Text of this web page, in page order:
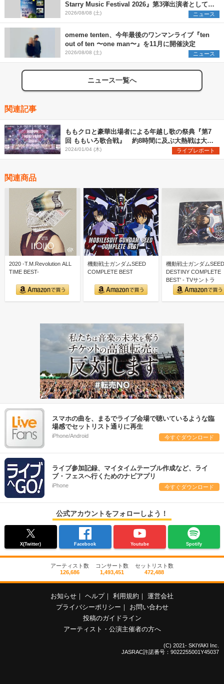
Starry Music Festival 2026』第3弾出演者として
SCOOBIE DO、かりゆし58、Reiを発表
2026/08/08 (土) ニュース
omeme tenten、今年最後のワンマンライブ『ten
out of ten 〜one man〜』を11月に開催決定
2026/08/08 (土) ニュース
ニュース一覧へ
関連記事
ももクロと豪華出場者による年越し歌の祭典『第7
回 ももいろ歌合戦』 約8時間に及ぶ大熱戦は大団
円で終幕
2024/01/04 (木) ライブレポート
関連商品
2020 -T.M.Revolution ALL
TIME BEST-
機動戦士ガンダムSEED
COMPLETE BEST
機動戦士ガンダムSEED
DESTINY COMPLETE
BEST' - TVサントラ
スマホの曲を、まるでライブ会場で聴いているような臨
場感でセットリスト通りに再生
iPhone/Android 今すぐダウンロード
ライブ参加記録、マイタイムテーブル作成など、ライ
ブ・フェスへ行くためのナビアプリ
iPhone 今すぐダウンロード
公式アカウントをフォローしよう！
X(Twitter) Facebook Youtube Spotify
アーティスト数
126,686
コンサート数
1,493,451
セットリスト数
472,488
お知らせ ヘルプ 利用規約
運営会社
プライバシーポリシー
お問い合わせ
投稿のガイドライン
アーティスト・公演主催者の方へ
(C) 2021- SKIYAKI Inc.
JASRAC許諾番号：9022255001Y45037